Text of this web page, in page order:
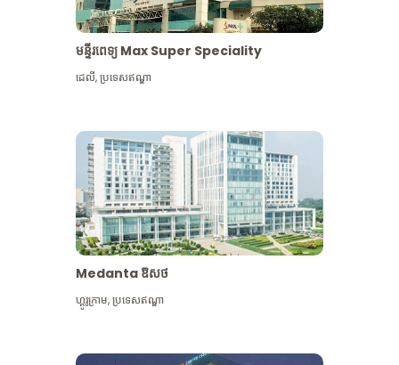
មន្ទីរពេទ្យ Max Super Speciality
ដេលី,ប្រទេសឥណ្ឌា
Medanta ឱសថ
ហ្គូរូក្រាម,ប្រទេសឥណ្ឌា